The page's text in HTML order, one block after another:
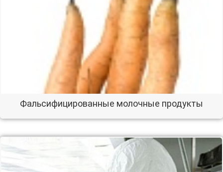
Фальсифицированные молочные продукты